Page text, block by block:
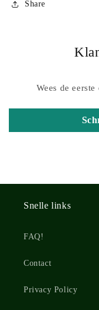
Share
Wees de
Snelle links
FAQ!
Contact
Privacy Policy